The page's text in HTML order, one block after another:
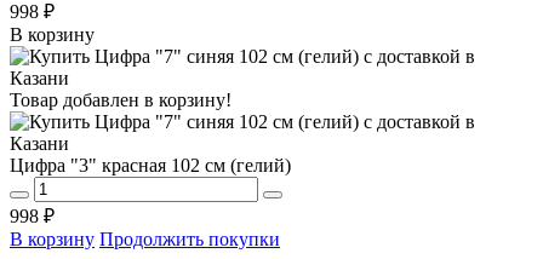
998 ₽
В корзину
Товар добавлен в корзину!
Цифра "3" красная 102 см (гелий)
998 ₽
В корзину Продолжить покупки